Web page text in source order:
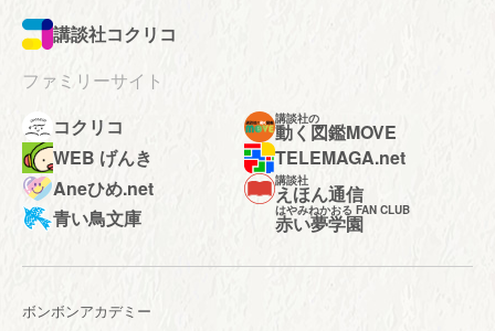
講談社コクリコ
ファミリーサイト
コクリコ
講談社の
動く図鑑MOVE
WEB げんき
TELEMAGA.net
Aneひめ.net
講談社
えほん通信
青い鳥文庫
はやみねかおる FAN CLUB
赤い夢学園
ボンボンアカデミー